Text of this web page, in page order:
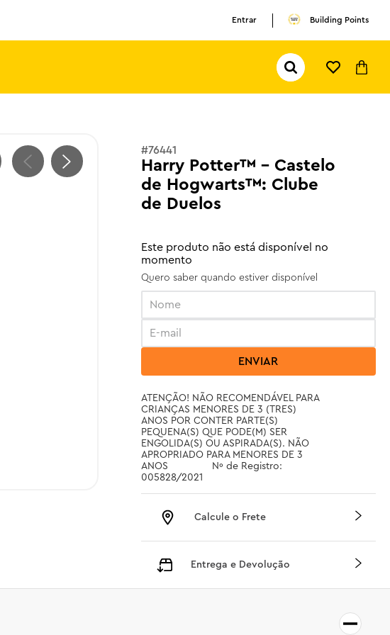
Entrar Building Points
Pesquisar...
#76441
Harry Potter™ - Castelo
de Hogwarts™: Clube
de Duelos
Este produto não está disponível no
momento
Quero saber quando estiver disponível
ENVIAR
ATENÇÃO! NÃO RECOMENDÁVEL PARA
CRIANÇAS MENORES DE 3 (TRES)
ANOS POR CONTER PARTE(S)
PEQUENA(S) QUE PODE(M) SER
ENGOLIDA(S) OU ASPIRADA(S). NÃO
APROPRIADO PARA MENORES DE 3
ANOS		 Nº de Registro:
005828/2021
Calcule o Frete
Entrega e Devolução
TERMOS MAIS BUSCADOS
ferrari